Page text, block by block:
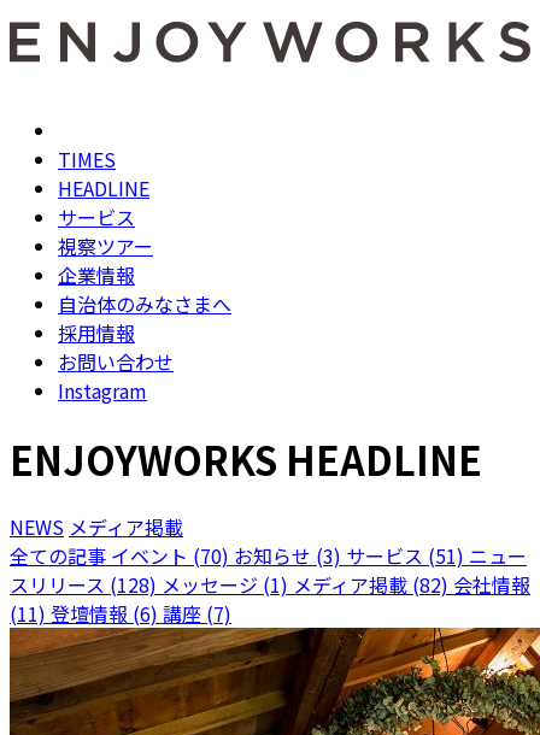
TIMES
HEADLINE
サービス
視察ツアー
企業情報
自治体のみなさまへ
採用情報
お問い合わせ
Instagram
ENJOYWORKS HEADLINE
NEWS メディア掲載
全ての記事 イベント (70) お知らせ (3) サービス (51) ニュー
スリリース (128) メッセージ (1) メディア掲載 (82) 会社情報
(11) 登壇情報 (6) 講座 (7)